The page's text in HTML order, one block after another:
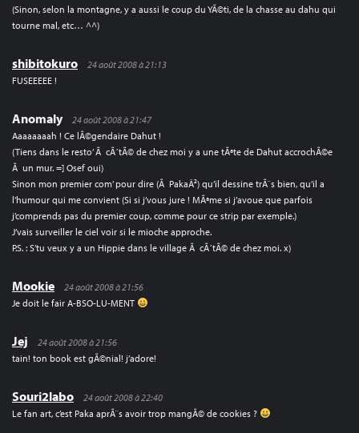
(Sinon, selon la montagne, y a aussi le coup du YÃ©ti, de la chasse au dahu qui
tourne mal, etc… ^^)
shibitokuro
24 août 2008 à 21:13
FUSEEEEE !
Anomaly
24 août 2008 à 21:47
Aaaaaaaah ! Ce lÃ©gendaire Dahut !
(Tiens dans le resto’ Ã cÃ´tÃ© de chez moi y a une tÃªte de Dahut accrochÃ©e
Ã un mur. =] Osef oui)
Sinon mon premier com’ pour dire (Ã PakaÂ²) qu’il dessine trÃ¨s bien, qu’il a
l’humour qui me convient (Si si j’vous jure ! MÃªme si j’avoue que parfois
j’comprends pas du premier coup, comme pour ce strip par exemple.)
J’vais surveiller le ciel voir si le mioche approche.
P.S. : S’tu veux y a un Hippie dans le village Ã cÃ´tÃ© de chez moi. x)
Mookie
24 août 2008 à 21:56
Je doit le fair A-BSO-LU-MENT
Jej
24 août 2008 à 21:56
tain! ton book est gÃ©nial! j’adore!
Souri2labo
24 août 2008 à 22:40
Le fan art, c’est Paka aprÃ¨s avoir trop mangÃ© de cookies ?